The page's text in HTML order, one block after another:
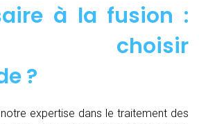
à la fusion :
choisir
?
expertise dans le traitement des